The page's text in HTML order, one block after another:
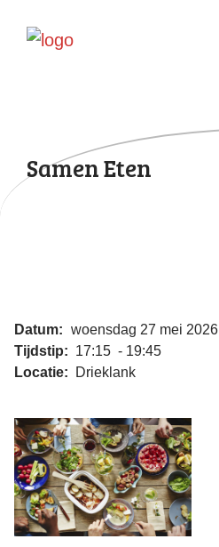
Samen Eten
Datum: woensdag 27 mei 2026
Tijdstip: 17:15 - 19:45
Locatie: Drieklank